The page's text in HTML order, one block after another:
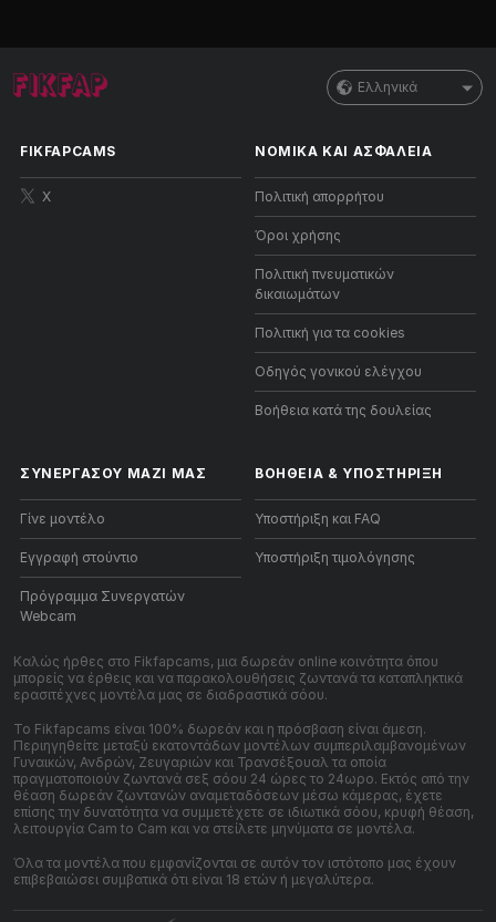
Ελληνικά
FIKFAPCAMS
X
ΝΟΜΙΚΑ ΚΑΙ ΑΣΦΑΛΕΙΑ
Πολιτική απορρήτου
Όροι χρήσης
Πολιτική πνευματικών
δικαιωμάτων
Πολιτική για τα cookies
Οδηγός γονικού ελέγχου
Βοήθεια κατά της δουλείας
ΣΥΝΕΡΓΑΣΟΥ ΜΑΖΙ ΜΑΣ
Γίνε μοντέλο
Εγγραφή στούντιο
Πρόγραμμα Συνεργατών
Webcam
ΒΟΉΘΕΙΑ & ΥΠΟΣΤΉΡΙΞΗ
Υποστήριξη και FAQ
Υποστήριξη τιμολόγησης
Καλώς ήρθες στο Fikfapcams, μια δωρεάν online κοινότητα όπου
μπορείς να έρθεις και να παρακολουθήσεις ζωντανά τα καταπληκτικά
ερασιτέχνες μοντέλα μας σε διαδραστικά σόου.
Το Fikfapcams είναι 100% δωρεάν και η πρόσβαση είναι άμεση.
Περιηγηθείτε μεταξύ εκατοντάδων μοντέλων συμπεριλαμβανομένων
Γυναικών, Ανδρών, Ζευγαριών και Τρανσέξουαλ τα οποία
πραγματοποιούν ζωντανά σεξ σόου 24 ώρες το 24ωρο. Εκτός από την
θέαση δωρεάν ζωντανών αναμεταδόσεων μέσω κάμερας, έχετε
επίσης την δυνατότητα να συμμετέχετε σε ιδιωτικά σόου, κρυφή θέαση,
λειτουργία Cam to Cam και να στείλετε μηνύματα σε μοντέλα.
Όλα τα μοντέλα που εμφανίζονται σε αυτόν τον ιστότοπο μας έχουν
επιβεβαιώσει συμβατικά ότι είναι 18 ετών ή μεγαλύτερα.